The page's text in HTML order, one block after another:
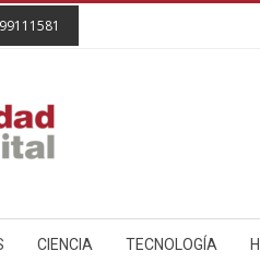
CIENCIA TECNOLOGÍA